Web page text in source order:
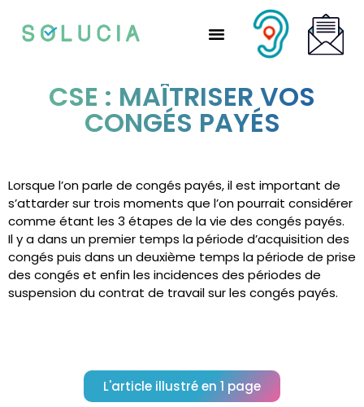
CSE : MAÎTRISER VOS
CONGÉS PAYÉS
Lorsque l’on parle de congés payés, il est important de
s’attarder sur trois moments que l’on pourrait considérer
comme étant les 3 étapes de la vie des congés payés.
Il y a dans un premier temps la période d’acquisition des
congés puis dans un deuxième temps la période de prise
des congés et enfin les incidences des périodes de
suspension du contrat de travail sur les congés payés.
L'article illustré en 1 page